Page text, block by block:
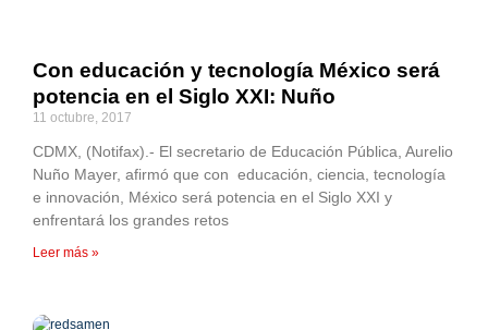
Con educación y tecnología México será
potencia en el Siglo XXI: Nuño
11 octubre, 2017
CDMX, (Notifax).- El secretario de Educación Pública, Aurelio
Nuño Mayer, afirmó que con educación, ciencia, tecnología
e innovación, México será potencia en el Siglo XXI y
enfrentará los grandes retos
Leer más »